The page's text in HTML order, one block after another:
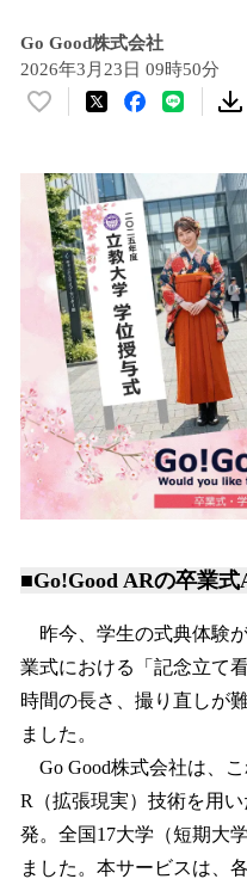
Go Good株式会社
2026年3月23日 09時50分
い
！
数
を
読
み
す
■Go!Good ARの卒業
昨今、学生の式典体験
業式における「記念立て
時間の長さ、撮り直しが
ました。
Go Good株式会社は、
R（拡張現実）技術を用
発。全国17大学（短期大
ました。本サービスは、